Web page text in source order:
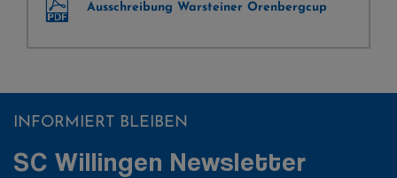
Ausschreibung Warsteiner Orenbergcup
INFORMIERT BLEIBEN
SC Willingen Newsletter